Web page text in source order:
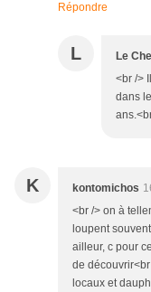
Répondre
L Le
<br />
dans
K kontomichos
<br /> on à
loupent
ailleur, c pour
de
locaux et